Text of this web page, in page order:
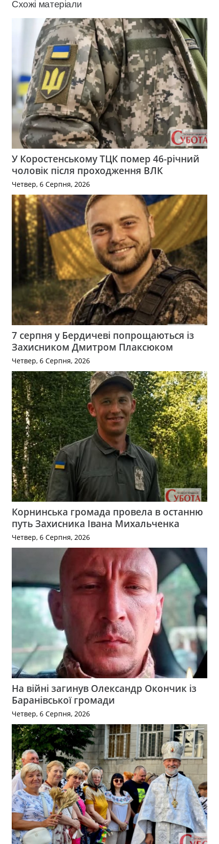
Схожі матеріали
У Коростенському ТЦК помер 46-річний
чоловік після проходження ВЛК
Четвер, 6 Серпня, 2026
7 серпня у Бердичеві попрощаються із
Захисником Дмитром Плаксюком
Четвер, 6 Серпня, 2026
Корнинська громада провела в останню
путь Захисника Івана Михальченка
Четвер, 6 Серпня, 2026
На війні загинув Олександр Окончик із
Баранівської громади
Четвер, 6 Серпня, 2026